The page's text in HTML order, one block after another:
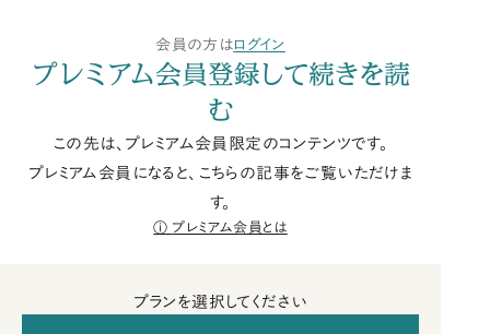
会員の方はログイン
プレミアム会員登録して続きを読
む
この先は、プレミアム会員限定のコンテンツです。
プレミアム会員になると、こちらの記事をご覧いただけま
す。
プレミアム会員とは
プランを選択してください